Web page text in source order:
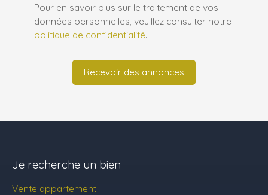
Pour en savoir plus sur le traitement de vos
données personnelles, veuillez consulter notre
politique de confidentialité.
Recevoir des annonces
Je recherche un bien
Vente appartement